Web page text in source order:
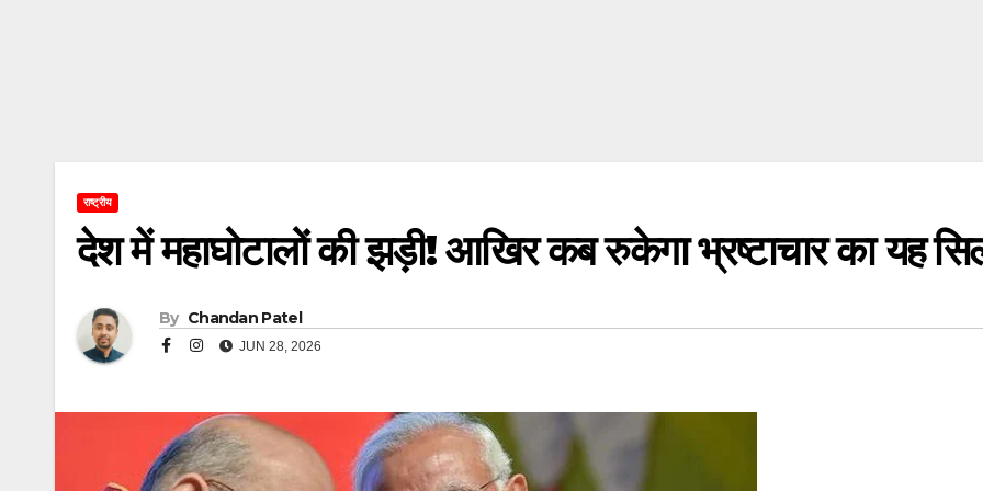
राष्ट्रीय
देश में महाघोटालों की झड़ी! आखिर कब रुकेगा भ्रष्टाचार का यह
By Chandan Patel
JUN 28, 2026